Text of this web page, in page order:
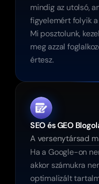
mindig az utolsó,
figyelemért folyik
Mi posztolunk,
meg azzal
értesz.
SEO és GEO
A versenytársad
Ha a Google-on
akkor számukra
optimalizált